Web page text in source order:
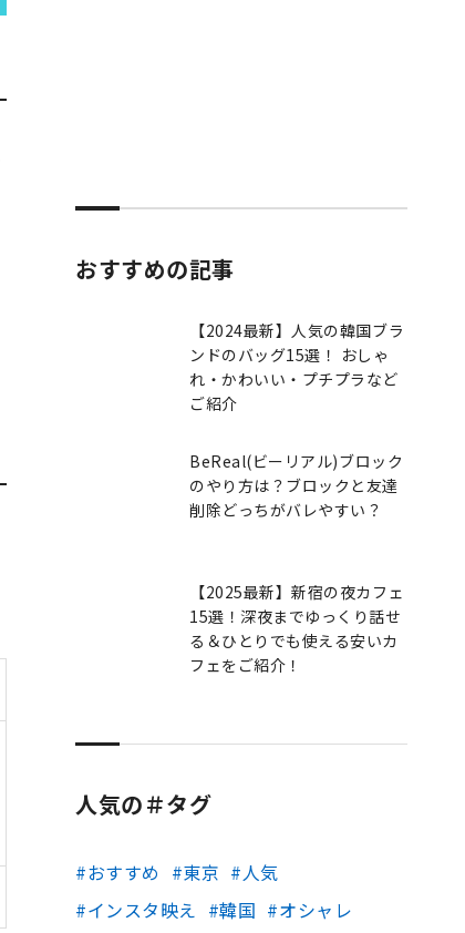
おすすめの記事
【2024最新】人気の韓国ブラ
ンドのバッグ15選！ おしゃ
れ・かわいい・プチプラなど
ご紹介
BeReal(ビーリアル)ブロック
のやり方は？ブロックと友達
削除どっちがバレやすい？
【2025最新】新宿の夜カフェ
15選！深夜までゆっくり話せ
る＆ひとりでも使える安いカ
フェをご紹介！
人気の＃タグ
おすすめ 東京
人気
インスタ映え
韓国
オシャレ